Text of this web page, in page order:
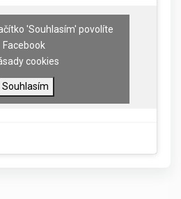
'Souhlasím' povolíte
Facebook
cookies
Souhlasím